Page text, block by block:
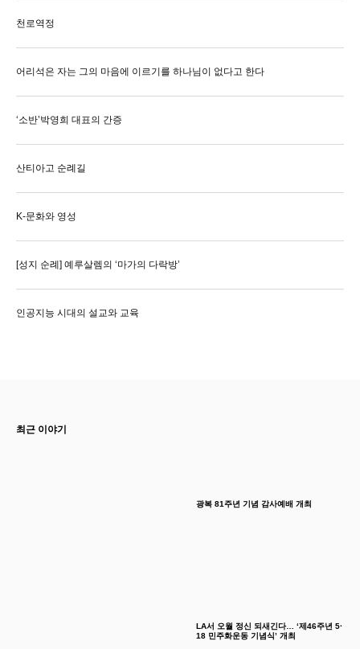
천로역정
어리석은 자는 그의 마음에 이르기를 하나님이 없다고 한다
‘소반’박영희 대표의 간증
산티아고 순례길
K-문화와 영성
[성지 순례] 예루살렘의 ‘마가의 다락방’
인공지능 시대의 설교와 교육
최근 이야기
광복 81주년 기념 감사예배 개최
LA서 오월 정신 되새긴다… ‘제46주년 5·
18 민주화운동 기념식’ 개최